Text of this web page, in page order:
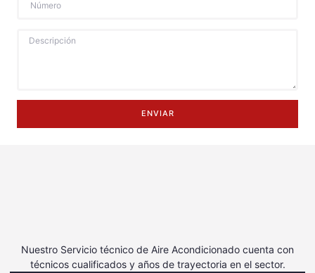
ENVIAR
Nuestro Servicio técnico de Aire Acondicionado cuenta con
técnicos cualificados y años de trayectoria en el sector.